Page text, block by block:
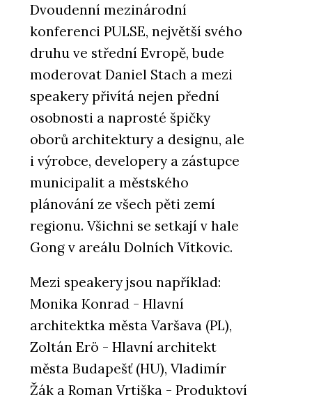
Dvoudenní mezinárodní
konferenci PULSE, největší svého
druhu ve střední Evropě, bude
moderovat Daniel Stach a mezi
speakery přivítá nejen přední
osobnosti a naprosté špičky
oborů architektury a designu, ale
i výrobce, developery a zástupce
municipalit a městského
plánování ze všech pěti zemí
regionu. Všichni se setkají v hale
Gong v areálu Dolních Vítkovic.
Mezi speakery jsou například:
Monika Konrad - Hlavní
architektka města Varšava (PL),
Zoltán Erö - Hlavní architekt
města Budapešť (HU), Vladimír
Žák a Roman Vrtiška - Produktoví